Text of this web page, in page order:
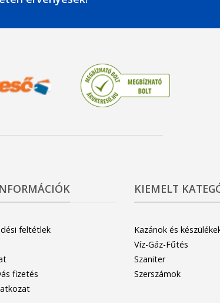
feltétlek
fizetés
KIEMELT
Kazánok és
Víz-Gáz-Fűtés
Szaniter
Szerszámok